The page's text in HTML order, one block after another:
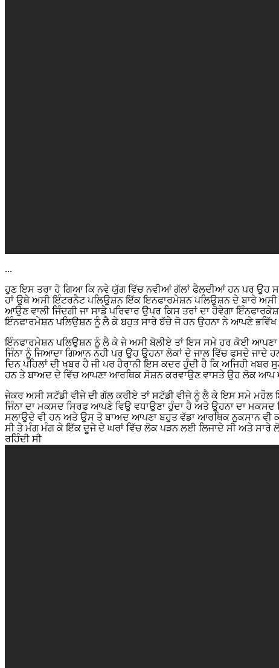
...
ਹੁਣ ਇਸ ਤਰਾ ਹੋ ਗਿਆ ਕਿ ਨਵੇ ਯੁੱਗ ਵਿੱਚ ਨਵੀਆਂ ਗੱਲਾਂ ਫੈਲਦੀਆਂ ਹਨ ਪਰ ਉਹ
ਹਾਂ ਉਥੇ ਅਸੀ ਇੰਟਰਨੈਟ ਪਲਿਉਸ਼ਨ ਇੱਕ ਇਨਫਾਰਮੇਸ਼ਨ ਪਲਿਉਸ਼ਨ ਦੇ ਬਾਰੇ ਅਸੀ
ਆਉਣ ਵਾਲੀ ਜਿੰਦਗੀ ਜਾ ਸਾਡੇ ਪਰਿਵਾਰ ਉਪਰ ਕਿਸ ਤਰਾਂ ਦਾ ਹੋਵੇਗਾ
ਇੰਨਫਾਰਮੇਸ਼ਨ ਪਲਿਉਸ਼ਨ ਨੂੰ ਲੈ ਕੇ ਬਹੁਤ ਸਾਰੇ ਬੱਚੇ ਜੋ ਹਨ ਉਹਨਾ ਨੇ ਆਪਣੇ ਭਵਿੱਖ
ਇੰਨਫਾਰਮੇਸ਼ਨ ਪਲਿਉਸ਼ਨ ਨੂੰ ਲੈ ਕੇ ਜੇ ਅਸੀ ਬੋਲੀਏ ਤਾਂ ਇਸ ਸਮੇ ਹਰ ਕੋਈ
ਜਿੰਨਾ ਨੂੰ ਜਿਆਦਾ ਗਿਆਨ ਨਹੀ ਪਰ ਉਹ ਉਹਨਾ ਲੋਕਾਂ ਦੇ ਜਾਲ ਵਿੱਚ ਫਸਦੇ ਜਾਦੇ
ਦਿਨ ਪਹਿਲਾਂ ਦੀ ਖਬਰ ਹੈ ਜੀ ਪਰ ਹੈਰਾਨੀ ਇਸ ਕਦਰ ਹੁੰਦੀ ਹੈ ਕਿ ਅਜਿਹੀ
ਹਨ ਤੇ ਬਾਅਦ ਦੇ ਵਿੱਚ ਆਪਣਾ ਆਰਥਿਕ ਸੋਸ਼ਨ ਕਰਵਾਉਣ ਵਾਸਤੇ ਉਹ ਲੋਕ
ਜੇਕਰ ਅਸੀ ਸਟੱਡੀ ਵੀਜੇ ਦੀ ਗੱਲ ਕਰੀਏ ਤਾਂ ਸਟੱਡੀ ਵੀਜੇ ਨੂੰ ਲੈ ਕੇ ਇਸ ਸਮੇ
ਜਿੰਨਾ ਦਾ ਮਕਸਦ ਸਿਰਫ ਆਪਣੇ ਵਿਉ ਵਧਾਉਣਾ ਹੁੰਦਾ ਹੈ ਅਤੇ ਉਹਨਾ ਦਾ
ਸਲਾਉਦੇ ਵੀ ਹਨ ਅਤੇ ਉਸ ਤੋ ਬਾਅਦ ਆਪਣਾ ਬਹੁਤ ਵੱਡਾ ਆਰਥਿਕ ਨੁਕਸਾਨ ਵੀ
ਸੀ ਤੇ ਮੰਗ ਮੰਗ ਕੇ ਇੱਕ ਦੂਜੇ ਦੇ ਘਰਾਂ ਵਿੱਚ ਲੋਕ ਪੜਨ ਲਈ ਲਿਜਾਦੇ ਸੀ ਅਤੇ ਸਾਰੇ
ਰਹਿੰਦੀ ਸੀ